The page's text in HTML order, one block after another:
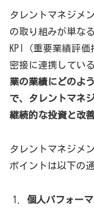
タレントマネジメ
の取り組みが単な
KPI（重要業績評
密接に連携してい
業の業績にどのよ
で、タレントマネ
継続的な投資と改
タレントマネジメ
ポイントは以下の
個人パフォー